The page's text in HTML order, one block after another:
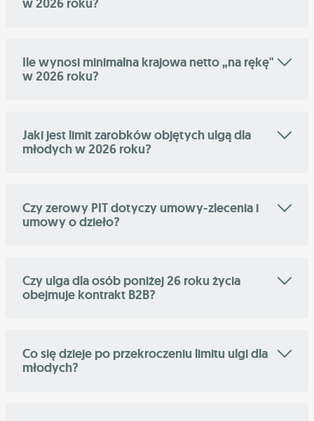
w 2026 roku?
Ile wynosi minimalna krajowa netto „na rękę"
w 2026 roku?
Jaki jest limit zarobków objętych ulgą dla
młodych w 2026 roku?
Czy zerowy PIT dotyczy umowy-zlecenia i
umowy o dzieło?
Czy ulga dla osób poniżej 26 roku życia
obejmuje kontrakt B2B?
Co się dzieje po przekroczeniu limitu ulgi dla
młodych?